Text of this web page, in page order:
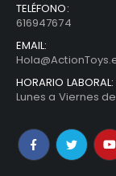
TELÉFONO:
616947674
EMAIL:
HORARIO LABORAL:
Lunes a Viernes de